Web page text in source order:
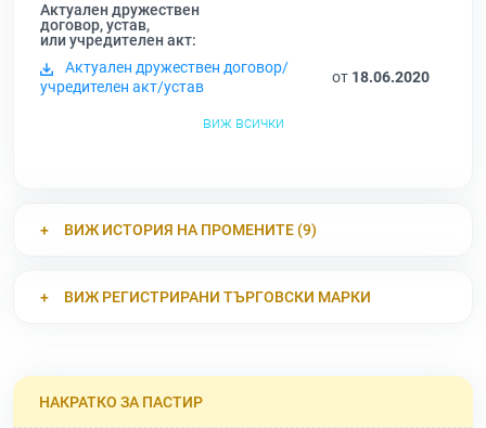
Актуален дружествен
договор, устав,
или учредителен акт:
Актуален дружествен договор/
учредителен акт/устав
от 18.06.2020
виж всички
ВИЖ ИСТОРИЯ НА ПРОМЕНИТЕ (9)
ВИЖ РЕГИСТРИРАНИ ТЪРГОВСКИ МАРКИ
НАКРАТКО ЗА ПАСТИР